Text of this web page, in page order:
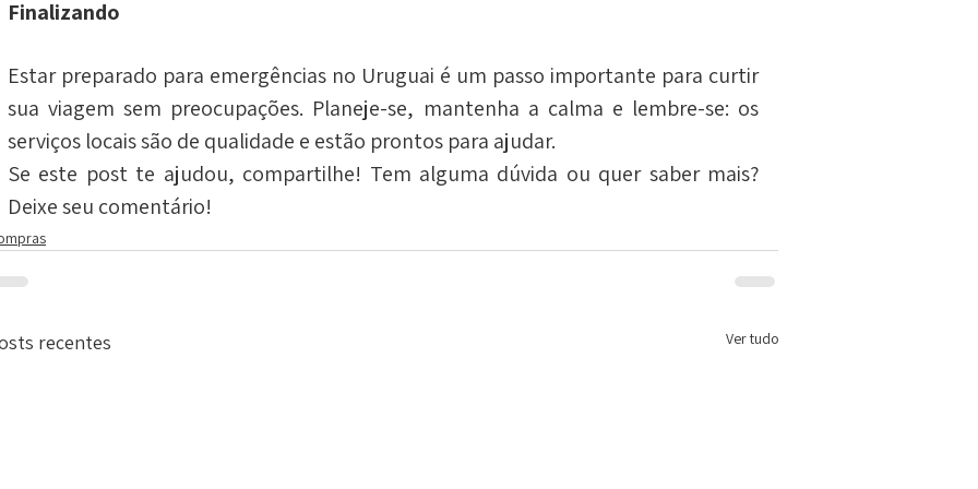
Finalizando
Estar preparado para emergências no Uruguai é um passo importante para curtir
sua viagem sem preocupações. Planeje-se, mantenha a calma e lembre-se: os
serviços locais são de qualidade e estão prontos para ajudar.
Se este post te ajudou, compartilhe! Tem alguma dúvida ou quer saber mais?
Deixe seu comentário!
recentes Ver tudo